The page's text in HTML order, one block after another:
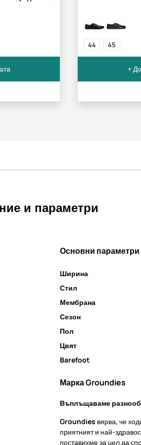
44 45
+
и параметри
Основни параметри
Ширина
Стил
Мембрана
Сезон
Пол
Цвят
Barefoot
Марка Groundies
Въплъщаваме
Groundies вярва, че
приятният и най-
поставихме за цел да